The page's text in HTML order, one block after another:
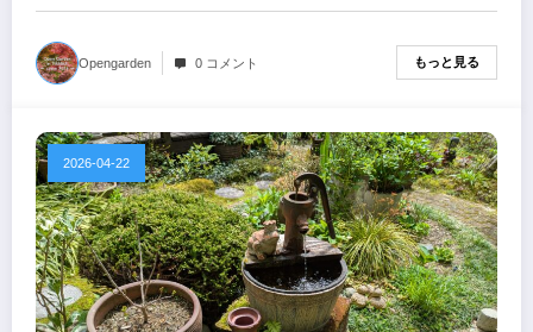
Opengarden 0 コメント もっと見る
2026-04-22